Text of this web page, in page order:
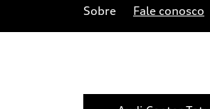
Sobre Fale conosco